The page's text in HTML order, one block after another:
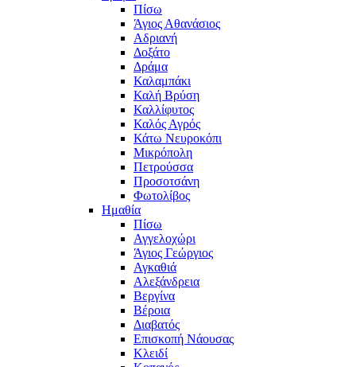
Πίσω
Άγιος Αθανάσιος
Αδριανή
Δοξάτο
Δράμα
Καλαμπάκι
Καλή Βρύση
Καλλίφυτος
Καλός Αγρός
Κάτω Νευροκόπι
Μικρόπολη
Πετρούσσα
Προσοτσάνη
Φωτολίβος
Ημαθία
Πίσω
Αγγελοχώρι
Άγιος Γεώργιος
Αγκαθιά
Αλεξάνδρεια
Βεργίνα
Βέροια
Διαβατός
Επισκοπή Νάουσας
Κλειδί